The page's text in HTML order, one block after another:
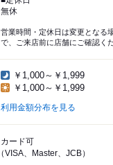
無休
営業時間・定休日は変更となる
で、ご来店前に店舗にご確認く
￥1,000～￥1,999
￥1,000～￥1,999
利用金額分布を見る
カード可
（VISA、Master、JCB）